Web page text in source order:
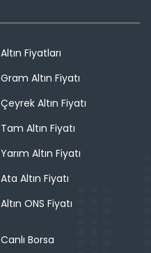
Altın Fiyatları
Gram Altın Fiyatı
Çeyrek Altın Fiyatı
Tam Altın Fiyatı
Yarım Altın Fiyatı
Ata Altın Fiyatı
Altın ONS Fiyatı
Canlı Borsa